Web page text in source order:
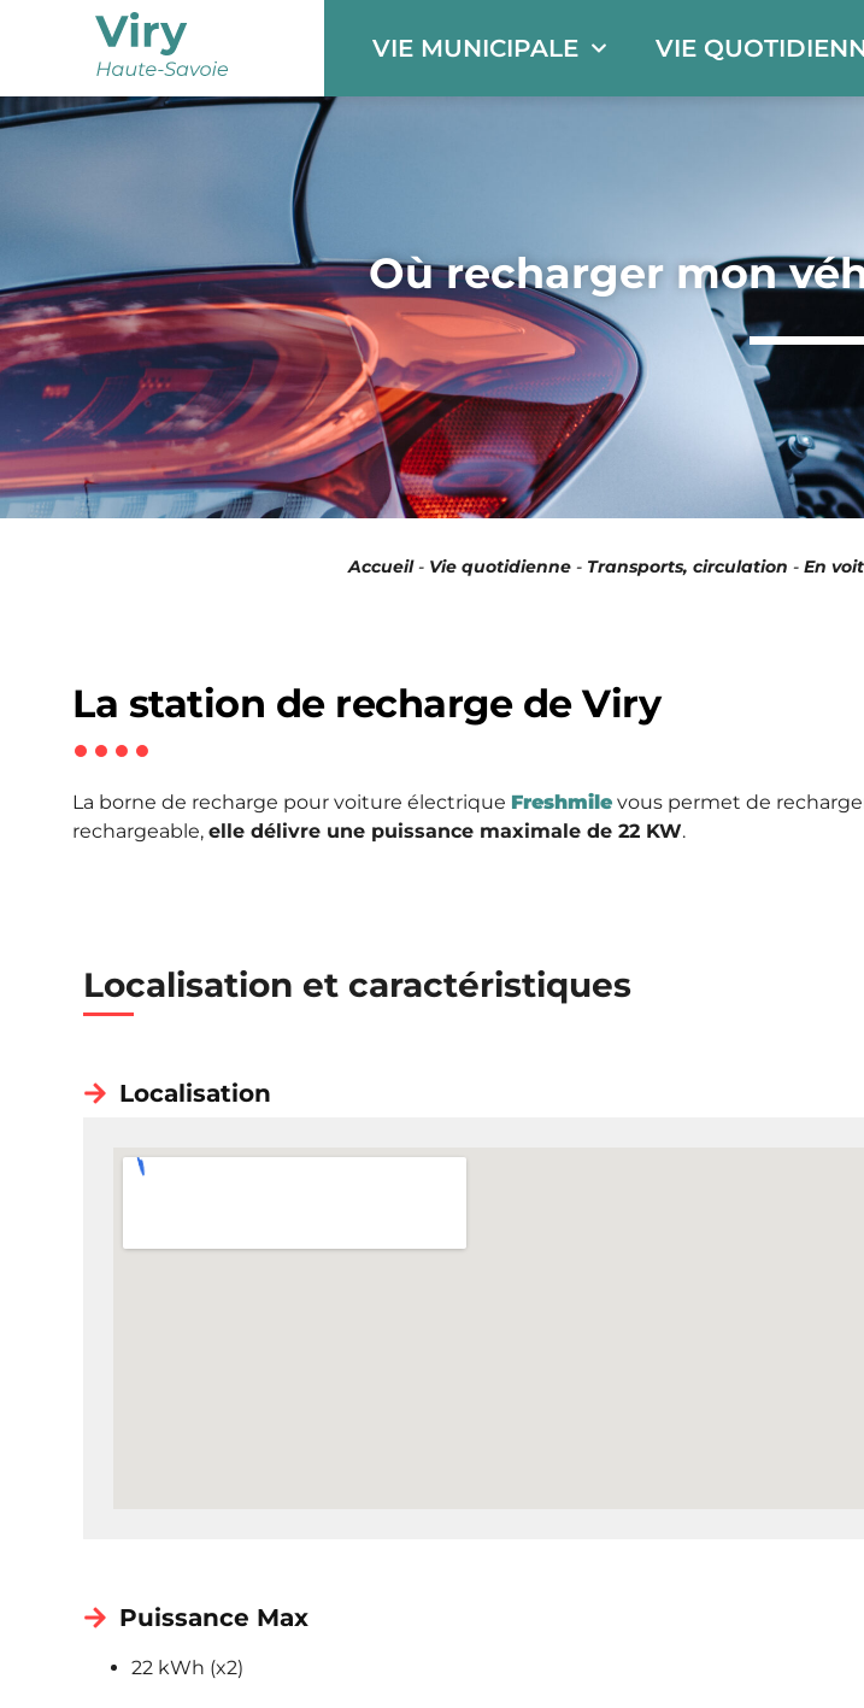
VIE MUNICIPALE VIE
Où recharger mon
Accueil- Vie quotidienne- Transports, circulation - En
La station de recharge de Viry
La borne de recharge pour voiture électrique Freshmile vous permet de
rechargeable,elle délivre une puissance maximale de 22 KW.
Localisation et caractéristiques
Localisation
Puissance Max
22 kWh (x2)
Panneau de gestion des cookies